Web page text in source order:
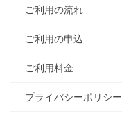
ご利用の流れ
ご利用の申込
ご利用料金
プライバシーポリシー